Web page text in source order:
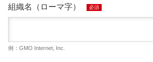
組織名（ローマ字） 必須
例：GMO Internet, Inc.